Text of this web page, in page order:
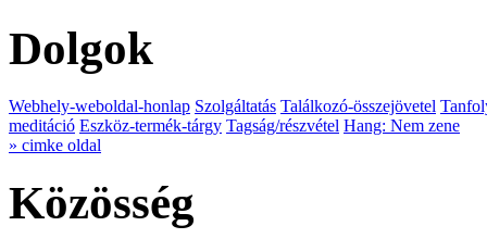
Dolgok
Webhely-weboldal-honlap Szolgáltatás Találkozó-összejövetel
meditáció Eszköz-termék-tárgy Tagság/részvétel Hang: Nem zene
» cimke oldal
Közösség